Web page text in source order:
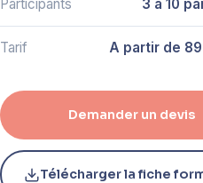
Participants 3 a 10
Tarif A partir de
Demander un devis
Télécharger la fiche